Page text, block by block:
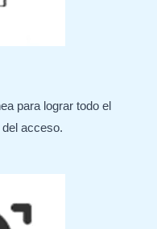
para lograr todo el
acceso.